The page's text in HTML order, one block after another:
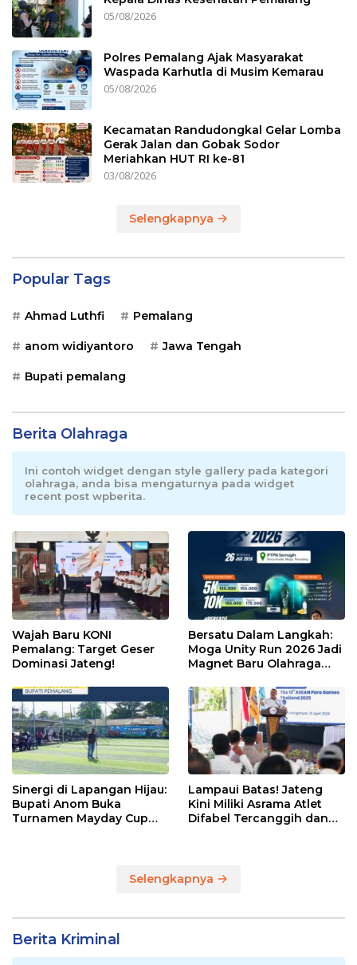
05/08/2026
Polres Pemalang Ajak Masyarakat
Waspada Karhutla di Musim Kemarau
05/08/2026
Kecamatan Randudongkal Gelar Lomba
Gerak Jalan dan Gobak Sodor
Meriahkan HUT RI ke-81
03/08/2026
Selengkapnya
Popular Tags
Ahmad Luthfi Pemalang
anom widiyantoro Jawa Tengah
Bupati pemalang
Berita Olahraga
Ini contoh widget dengan style gallery pada kategori
olahraga, anda bisa mengaturnya pada widget
recent post wpberita.
Wajah Baru KONI
Pemalang: Target Geser
Dominasi Jateng!
Bersatu Dalam Langkah:
Moga Unity Run 2026 Jadi
Magnet Baru Olahraga
Sinergi di Lapangan Hijau:
Bupati Anom Buka
Turnamen Mayday Cup
Lampaui Batas! Jateng
Kini Miliki Asrama Atlet
Difabel Tercanggih dan
Selengkapnya
Berita Kriminal